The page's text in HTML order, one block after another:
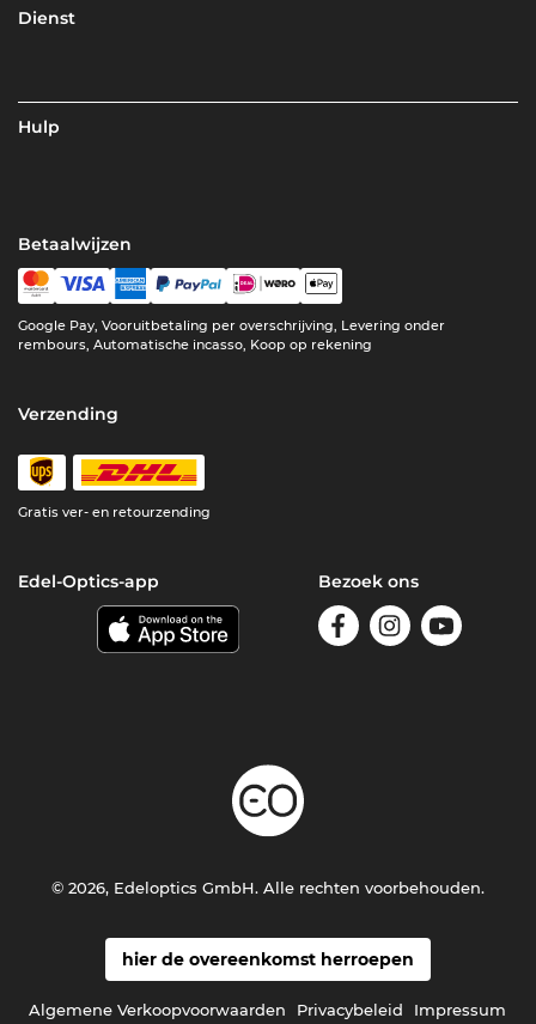
Dienst
Hulp
Betaalwijzen
Google Pay, Vooruitbetaling per overschrijving, Levering onder
rembours, Automatische incasso, Koop op rekening
Verzending
Gratis ver- en retourzending
Edel-Optics-app Bezoek ons
hier de overeenkomst herroepen
Algemene Verkoopvoorwaarden Privacybeleid Impressum
© 2026, Edeloptics GmbH. Alle rechten voorbehouden.